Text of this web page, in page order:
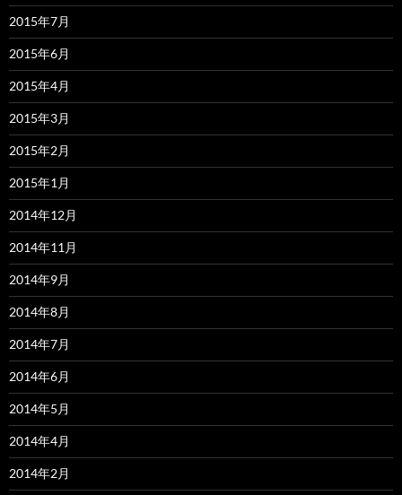
2015年7月
2015年6月
2015年4月
2015年3月
2015年2月
2015年1月
2014年12月
2014年11月
2014年9月
2014年8月
2014年7月
2014年6月
2014年5月
2014年4月
2014年2月